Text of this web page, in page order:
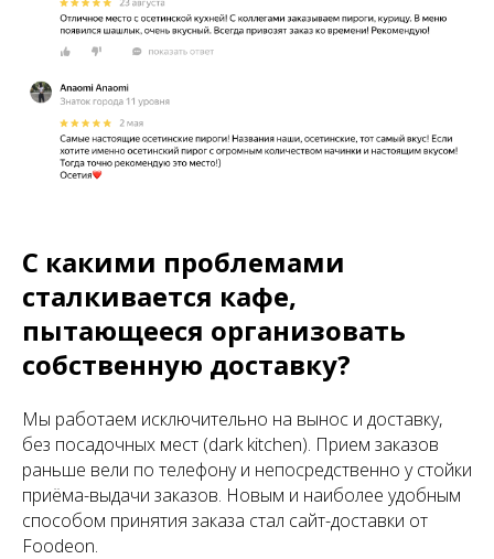
С какими проблемами
сталкивается кафе,
пытающееся организовать
собственную доставку?
Мы работаем исключительно на вынос и доставку,
без посадочных мест (dark kitchen). Прием заказов
раньше вели по телефону и непосредственно у стойки
приёма-выдачи заказов. Новым и наиболее удобным
способом принятия заказа стал сайт-доставки от
Foodeon.